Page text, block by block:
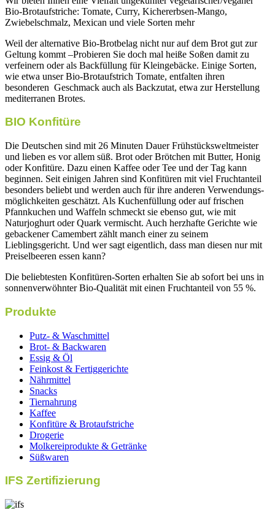
Bio-Brotaufstriche: Tomate, Curry, Kichererbsen-Mango,
Zwiebelschmalz, Mexican und viele Sorten mehr
Weil der alternative Bio-Brotbelag nicht nur auf dem Brot gut zur
Geltung kommt –Probieren Sie doch mal heiße Soßen damit zu
verfeinern oder als Backfüllung für Kleingebäcke. Einige Sorten,
wie etwa unser Bio-Brotaufstrich Tomate, entfalten ihren
besonderen Geschmack auch als Backzutat, etwa zur Herstellung
mediterranen Brotes.
BIO Konfitüre
Die Deutschen sind mit 26 Minuten Dauer Frühstücksweltmeister
und lieben es vor allem süß. Brot oder Brötchen mit Butter, Honig
oder Konfitüre. Dazu einen Kaffee oder Tee und der Tag kann
beginnen. Seit einigen Jahren sind Konfitüren mit viel Fruchtanteil
besonders beliebt und werden auch für ihre anderen Verwendungs-
möglichkeiten geschätzt. Als Kuchenfüllung oder auf frischen
Pfannkuchen und Waffeln schmeckt sie ebenso gut, wie mit
Naturjoghurt oder Quark vermischt. Auch herzhafte Gerichte wie
gebackener Camembert zählt manch einer zu seinem
Lieblingsgericht. Und wer sagt eigentlich, dass man diesen nur mit
Preiselbeeren essen kann?
Die beliebtesten Konfitüren-Sorten erhalten Sie ab sofort bei uns in
sonnenverwöhnter Bio-Qualität mit einen Fruchtanteil von 55 %.
Produkte
Putz- & Waschmittel
Brot- & Backwaren
Essig & Öl
Feinkost & Fertiggerichte
Nährmittel
Snacks
Tiernahrung
Kaffee
Konfitüre & Brotaufstriche
Drogerie
Molkereiprodukte & Getränke
Süßwaren
IFS Zertifizierung